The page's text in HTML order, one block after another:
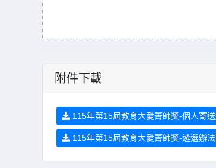
附件下載
115年第15屆教育大愛菁師獎-個人寄
115年第15屆教育大愛菁師獎-遴選辦